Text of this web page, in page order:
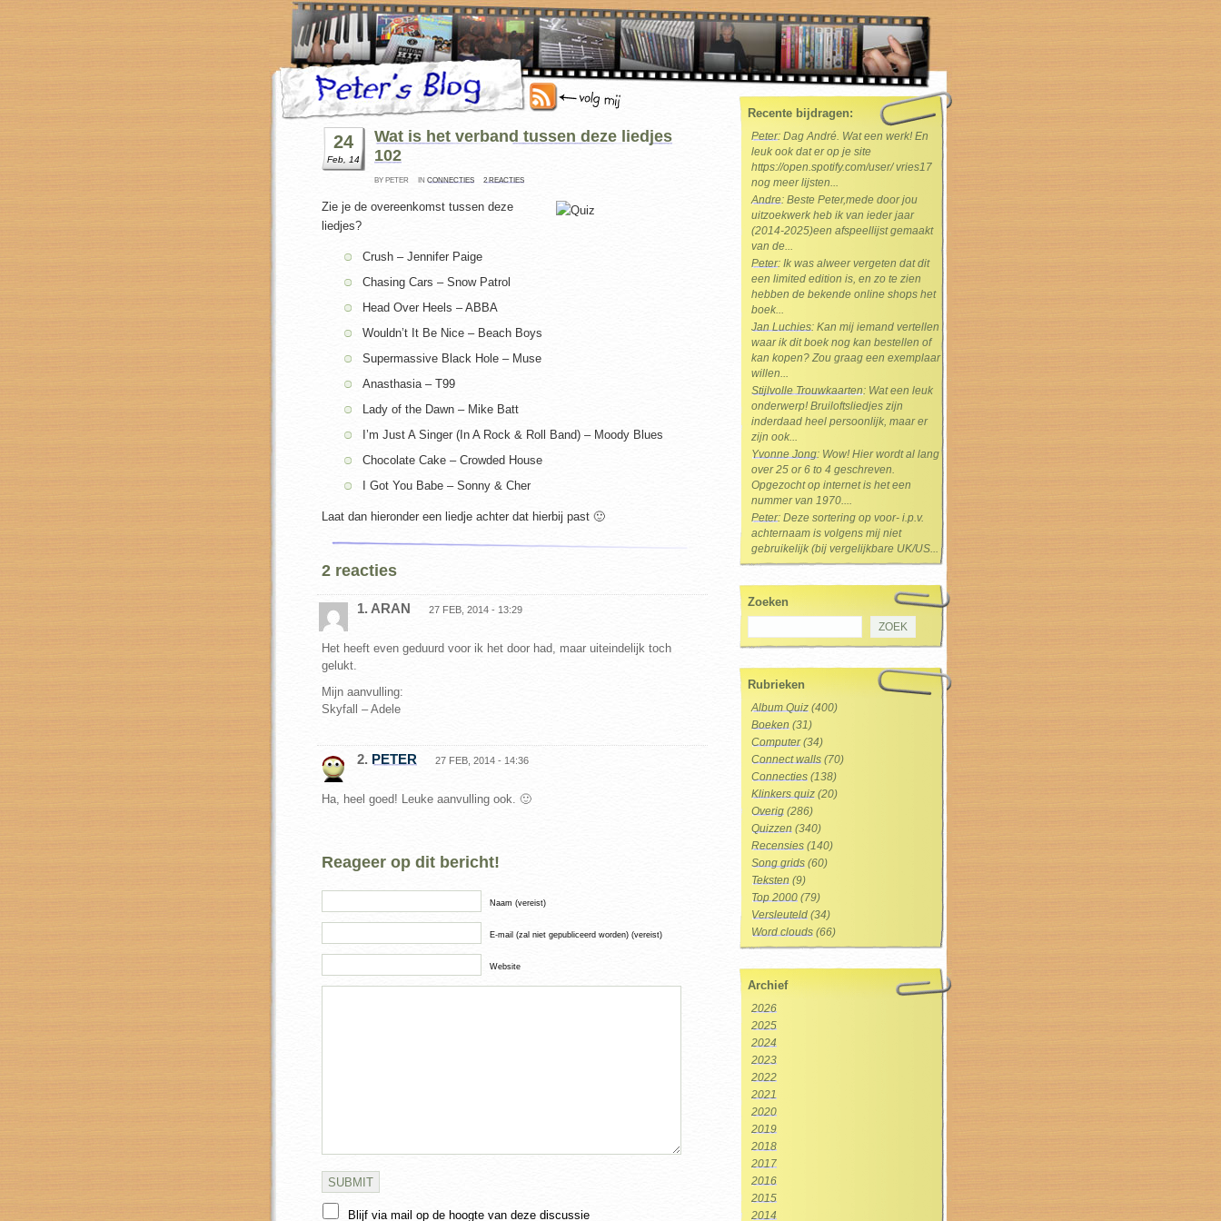
24
Feb, 14
Wat is het verband tussen deze liedjes
102
BY PETER IN CONNECTIES 2 REACTIES
Zie je de overeenkomst tussen deze
liedjes?
Crush – Jennifer Paige
Chasing Cars – Snow Patrol
Head Over Heels – ABBA
Wouldn’t It Be Nice – Beach Boys
Supermassive Black Hole – Muse
Anasthasia – T99
Lady of the Dawn – Mike Batt
I’m Just A Singer (In A Rock & Roll Band) – Moody Blues
Chocolate Cake – Crowded House
I Got You Babe – Sonny & Cher
Laat dan hieronder een liedje achter dat hierbij past 🙂
2 reacties
1. ARAN 27 FEB, 2014 - 13:29
Het heeft even geduurd voor ik het door had, maar uiteindelijk toch
gelukt.
Mijn aanvulling:
Skyfall – Adele
2. PETER 27 FEB, 2014 - 14:36
Ha, heel goed! Leuke aanvulling ook. 🙂
Reageer op dit bericht!
Naam (vereist)
E-mail (zal niet gepubliceerd worden) (vereist)
Website
Blijf via mail op de hoogte van deze discussie
Recente bijdragen:
Peter: Dag André. Wat een werk! En
leuk ook dat er op je site
https://open.spotify.com/user/ vries17
nog meer lijsten...
Andre: Beste Peter,mede door jou
uitzoekwerk heb ik van ieder jaar
(2014-2025)een afspeellijst gemaakt
van de...
Peter: Ik was alweer vergeten dat dit
een limited edition is, en zo te zien
hebben de bekende online shops het
boek...
Jan Luchies: Kan mij iemand vertellen
waar ik dit boek nog kan bestellen of
kan kopen? Zou graag een exemplaar
willen...
Stijlvolle Trouwkaarten: Wat een leuk
onderwerp! Bruiloftsliedjes zijn
inderdaad heel persoonlijk, maar er
zijn ook...
Yvonne Jong: Wow! Hier wordt al lang
over 25 or 6 to 4 geschreven.
Opgezocht op internet is het een
nummer van 1970....
Peter: Deze sortering op voor- i.p.v.
achternaam is volgens mij niet
gebruikelijk (bij vergelijkbare UK/US...
Zoeken
Rubrieken
Album Quiz (400)
Boeken (31)
Computer(34)
Connect walls (70)
Connecties (138)
Klinkers quiz (20)
Overig (286)
Quizzen (340)
Recensies (140)
Song grids (60)
Teksten (9)
Top 2000 (79)
Versleuteld (34)
Word clouds (66)
Archief
2026
2025
2024
2023
2022
2021
2020
2019
2018
2017
2016
2015
2014